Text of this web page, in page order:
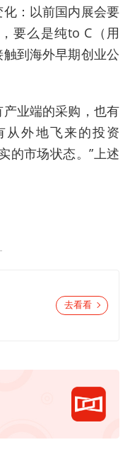
：以前国内展会要
要么是纯to C（用
到海外早期创业公
业端的采购，也有
从外地飞来的投资
的市场状态。”上述
去看看